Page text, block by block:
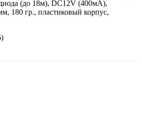
(до 18м), DC12V (400мА),
180 гр., пластиковый корпус,